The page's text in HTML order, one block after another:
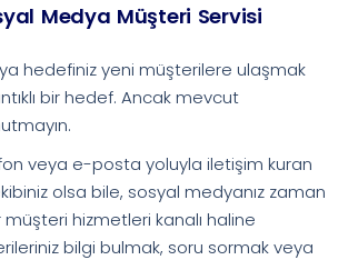
Medya Müşteri Servisi
hedefiniz yeni müşterilere ulaşmak
bir hedef. Ancak mevcut
veya e-posta yoluyla iletişim kuran
olsa bile, sosyal medyanız zaman
hizmetleri kanalı haline
bilgi bulmak, soru sormak veya